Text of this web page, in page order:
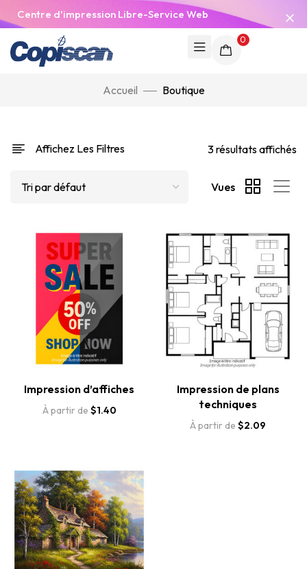
Centre d'impression Libre-Service Web
0
Accueil Boutique
Affichez Les Filtres 3 résultats affichés
Vues
Impression d’affiches
À partir de $1.40
Impression de plans
techniques
À partir de $2.09